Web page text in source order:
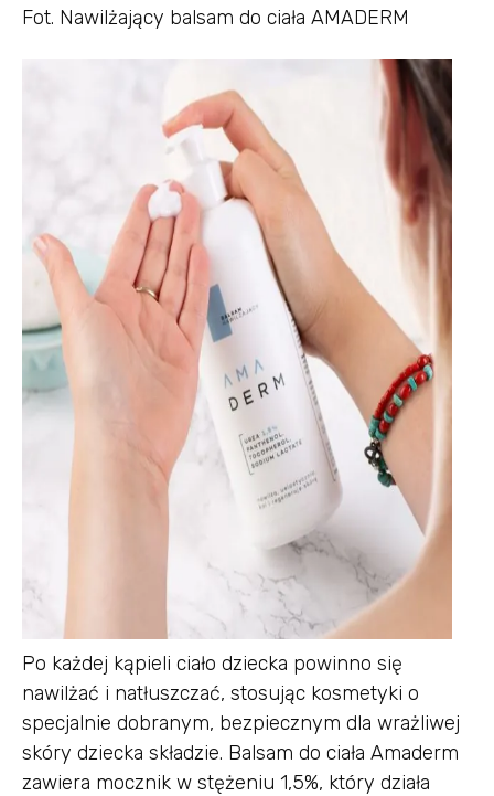
Fot. Nawilżający balsam do ciała AMADERM
Po każdej kąpieli ciało dziecka powinno się
nawilżać i natłuszczać, stosując kosmetyki o
specjalnie dobranym, bezpiecznym dla wrażliwej
skóry dziecka składzie. Balsam do ciała Amaderm
zawiera mocznik w stężeniu 1,5%, który działa